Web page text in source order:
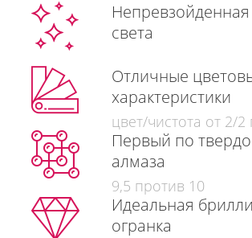
Непревзойденная
света
Отличные
характеристики
цвет/чистота от 2/2
Первый по
алмаза
9,5 против 10
Идеальная
огранка